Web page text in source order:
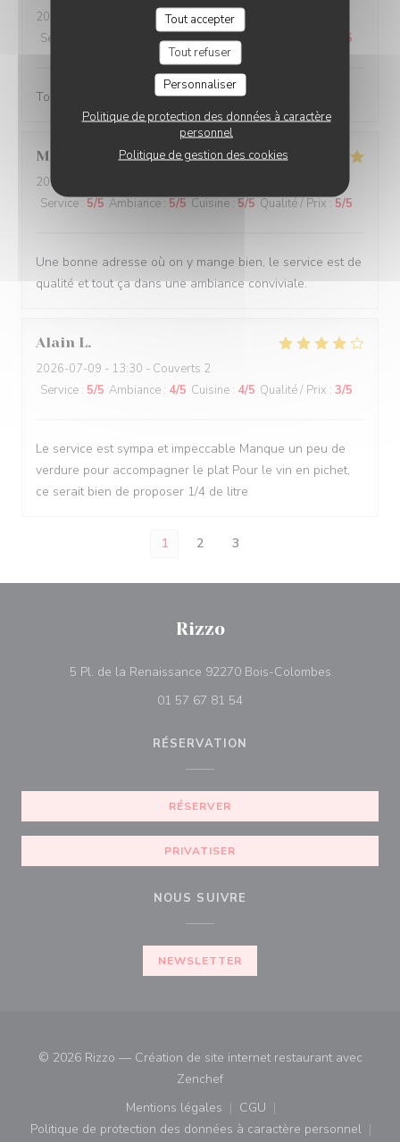
Tout accepter
Tout refuser
Personnaliser
Politique de protection des données à caractère
personnel
Politique de gestion des cookies
2026-07-14
- 19:30 - Couverts 3
Service
Ambiance:4/5 Cuisine:5 /5
Toujours agréable de venir au Rizzo
Merouane B
2026-07-11
Service : 5/5 Ambiance : 5/5 Cuisine : 5/5 Qualité / Prix : 5/5
Une bonne adresse où on y mange bien, le service est de
qualité et tout ça dans une ambiance conviviale.
Alain L
2026-07-09 - 13:30 - Couverts 2
Service : 5/5 Ambiance : 4/5 Cuisine : 4/5 Qualité / Prix : 3/5
Le service est sympa et impeccable Manque un peu de
verdure pour accompagner le plat Pour le vin en pichet,
ce serait bien de proposer 1/4 de litre
1 2 3
Rizzo
5 Pl. de la Renaissance 92270 Bois-Colombes((ouvre une
01 57 67 81 54
RÉSERVATION
RÉSERVER
PRIVATISER
NOUS SUIVRE
NEWSLETTER
© 2026 Rizzo — Création de site internet restaurant avec
Zenchef((ouvre une nouvelle fenêtre))
Mentions légales
((ouvre une nouvelle fenêtre))
CGU
((ouvre une nouvelle
Politique de protection des données à caractère personnel
((ouvre une nouvelle fenêtre))